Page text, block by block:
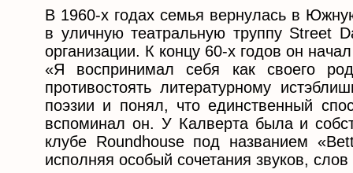
В 1960-х годах семья вернулась в
в уличную театральную труппу Street
организации. К концу 60-х годов он
«Я воспринимал себя как своего
противостоять литературному
поэзии и понял, что единственный
вспоминал он. У Калверта была и
клубе Roundhouse под названием
исполняя особый сочетания звуков,